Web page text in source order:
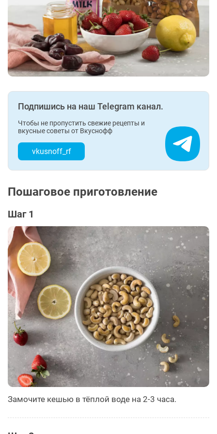
Подпишись на наш Telegram канал.
Чтобы не пропустить свежие рецепты и
вкусные советы от Вкуснофф
vkusnoff_rf
Пошаговое приготовление
Шаг 1
Замочите кешью в тёплой воде на 2-3 часа.